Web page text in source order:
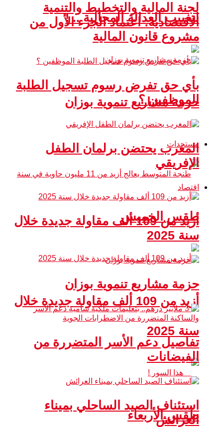
لتغييب العدالة المجالية .. !
حزمة مشاريع تنموية بوزان
مستجدات
طقس الخميس
أزيد من 109 ألف مقاولة جديدة خلال
سنة 2025
طقس الأربعاء
لجنة المالية والتخطيط والتنمية
الاقتصادية: اعتماد الجزء الأول من
مشروع قانون المالية
بأي حق تفرض رسوم تسجيل الطلبة
الموظفين ؟
المغرب يحتضن برلمان الطفل
الإفريقي
اقتصاد
أزيد من 109 ألف مقاولة جديدة خلال
سنة 2025
حزمة مشاريع تنموية بوزان
تفاصيل دعم الأسر المتضررة من
الفيضانات
استئناف الصيد الساحلي بميناء
العرائش